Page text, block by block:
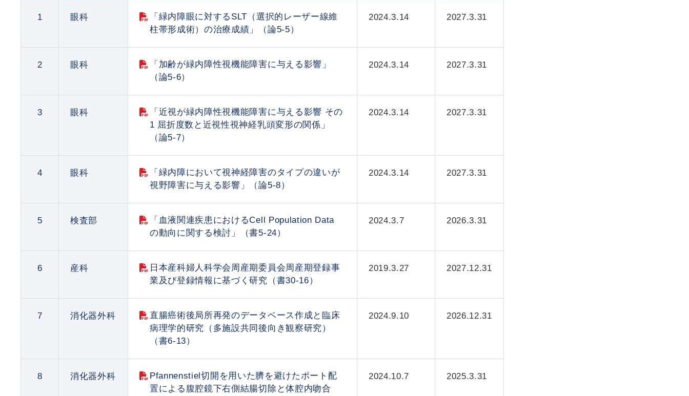
1 眼科
「緑内障眼に対するSLT（選択的レーザー線維
柱帯形成術）の治療成績」（論5-5）
2024.3.14 2027.3.31
2 眼科
「加齢が緑内障性視機能障害に与える影響」
（論5-6）
2024.3.14 2027.3.31
3 眼科
「近視が緑内障性視機能障害に与える影響 その
1 屈折度数と近視性視神経乳頭変形の関係」
（論5-7）
2024.3.14 2027.3.31
4 眼科
「緑内障において視神経障害のタイプの違いが
視野障害に与える影響」（論5-8）
2024.3.14 2027.3.31
5 検査部
「血液関連疾患におけるCell Population Data
の動向に関する検討」（書5-24）
2024.3.7 2026.3.31
6 産科
日本産科婦人科学会周産期委員会周産期登録事
業及び登録情報に基づく研究（書30-16）
2019.3.27 2027.12.31
7 消化器外科
直腸癌術後局所再発のデータベース作成と臨床
病理学的研究（多施設共同後向き観察研究）
（書6-13）
2024.9.10 2026.12.31
8 消化器外科
Pfannenstiel切開を用いた臍を避けたポート配
置による腹腔鏡下右側結腸切除と体腔内吻合
2024.10.7 2025.3.31